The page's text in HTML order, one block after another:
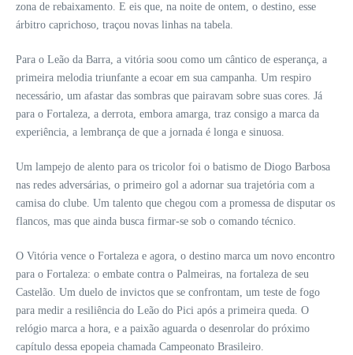
zona de rebaixamento. E eis que, na noite de ontem, o destino, esse
árbitro caprichoso, traçou novas linhas na tabela.
Para o Leão da Barra, a vitória soou como um cântico de esperança, a
primeira melodia triunfante a ecoar em sua campanha. Um respiro
necessário, um afastar das sombras que pairavam sobre suas cores. Já
para o Fortaleza, a derrota, embora amarga, traz consigo a marca da
experiência, a lembrança de que a jornada é longa e sinuosa.
Um lampejo de alento para os tricolor foi o batismo de Diogo Barbosa
nas redes adversárias, o primeiro gol a adornar sua trajetória com a
camisa do clube. Um talento que chegou com a promessa de disputar os
flancos, mas que ainda busca firmar-se sob o comando técnico.
O Vitória vence o Fortaleza e agora, o destino marca um novo encontro
para o Fortaleza: o embate contra o Palmeiras, na fortaleza de seu
Castelão. Um duelo de invictos que se confrontam, um teste de fogo
para medir a resiliência do Leão do Pici após a primeira queda. O
relógio marca a hora, e a paixão aguarda o desenrolar do próximo
capítulo dessa epopeia chamada Campeonato Brasileiro.